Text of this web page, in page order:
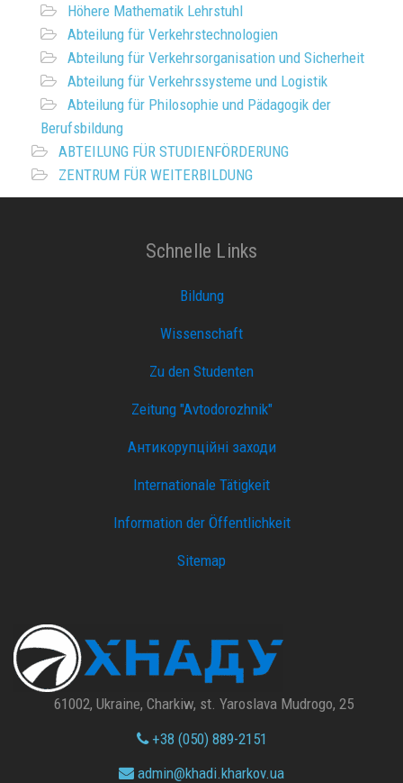
Höhere Mathematik Lehrstuhl
Abteilung für Verkehrstechnologien
Abteilung für Verkehrsorganisation und Sicherheit
Abteilung für Verkehrssysteme und Logistik
Abteilung für Philosophie und Pädagogik der
Berufsbildung
ABTEILUNG FÜR STUDIENFÖRDERUNG
ZENTRUM FÜR WEITERBILDUNG
Schnelle Links
Bildung
Wissenschaft
Zu den Studenten
Zeitung "Avtodorozhnik"
Антикорупційні заходи
Internationale Tätigkeit
Information der Öffentlichkeit
Sitemap
61002, Ukraine, Charkiw, st. Yaroslava Mudrogo, 25
+38 (050) 889-2151
admin@khadi.kharkov.ua